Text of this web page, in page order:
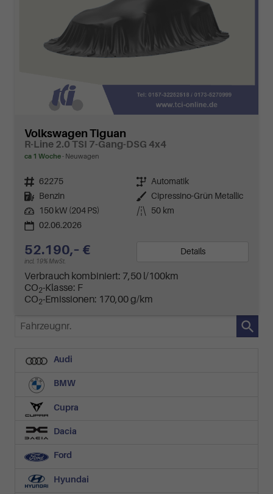
Volkswagen Tiguan
R-Line 2.0 TSI 7-Gang-DSG 4x4
ca 1 Woche Neuwagen
Fahrzeugnr. 62275 Getriebe Automatik
Kraftstoff
Benzin Außenfarbe
Cipressino-Grün Metallic
Leistung
150 kW (204 PS) Kilometerstand
50 km
02.06.2026
52.190,– €
incl. 19% MwSt.
Details
Verbrauch kombiniert: 7,50 l/100km
CO2-Klasse: F
CO2-Emissionen: 170,00 g/km
Fahrzeugnr.
Audi
BMW
Cupra
Dacia
Ford
Hyundai